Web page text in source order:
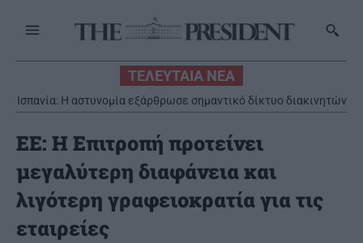
ΤΕΛΕΥΤΑΙΑ ΝΕΑ
Ισπανία: Η αστυνομία εξάρθρωσε σημαντικό δίκτυο διακινητών
στη Μεσόγειο
ΕΕ: Η Επιτροπή προτείνει
μεγαλύτερη διαφάνεια και
λιγότερη γραφειοκρατία για τις
εταιρείες